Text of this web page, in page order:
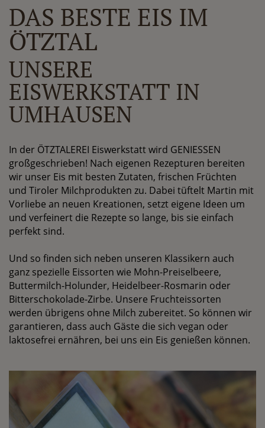
DAS BESTE EIS IM
ÖTZTAL
UNSERE
EISWERKSTATT IN
UMHAUSEN
In der ÖTZTALEREI Eiswerkstatt wird GENIESSEN
großgeschrieben! Nach eigenen Rezepturen bereiten
wir unser Eis mit besten Zutaten, frischen Früchten
und Tiroler Milchprodukten zu. Dabei tüftelt Martin mit
Vorliebe an neuen Kreationen, setzt eigene Ideen um
und verfeinert die Rezepte so lange, bis sie einfach
perfekt sind.
Und so finden sich neben unseren Klassikern auch
ganz spezielle Eissorten wie Mohn-Preiselbeere,
Buttermilch-Holunder, Heidelbeer-Rosmarin oder
Bitterschokolade-Zirbe. Unsere Fruchteissorten
werden übrigens ohne Milch zubereitet. So können wir
garantieren, dass auch Gäste die sich vegan oder
laktosefrei ernähren, bei uns ein Eis genießen können.